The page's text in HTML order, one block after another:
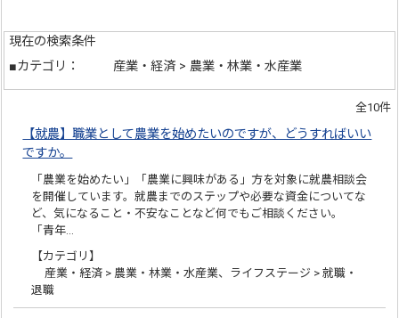
現在の検索条件
■カテゴリ：
産業・経済 > 農業・林業・水産業
全10件
【就農】職業として農業を始めたいのですが、どうすればいい
ですか。
「農業を始めたい」「農業に興味がある」方を対象に就農相談会
を開催しています。就農までのステップや必要な資金についてな
ど、気になること・不安なことなど何でもご相談ください。
「青年…
【カテゴリ】
産業・経済 > 農業・林業・水産業、ライフステージ > 就職・
退職